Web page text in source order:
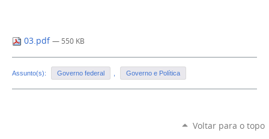
03.pdf — 550 KB
Assunto(s): Governo federal Governo e Política
Voltar para o topo